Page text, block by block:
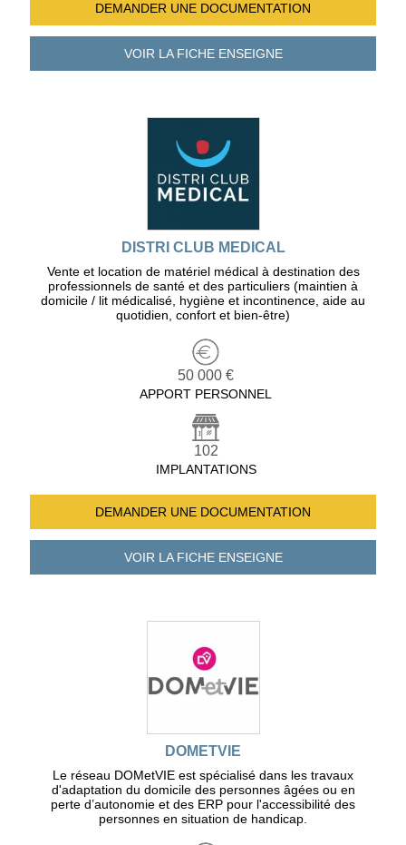
DEMANDER UNE DOCUMENTATION
VOIR LA FICHEENSEIGNE
DISTRI CLUB MEDICAL
Vente et location de matériel médical à destination des
professionnels de santé et des particuliers (maintien à
domicile / lit médicalisé, hygiène et incontinence, aide au
quotidien, confort et bien-être)
50 000 €
APPORT PERSONNEL
102
IMPLANTATIONS
DEMANDER UNE DOCUMENTATION
VOIR LA FICHEENSEIGNE
DOMETVIE
Le réseau DOMetVIE est spécialisé dans les travaux
d'adaptation du domicile des personnes âgées ou en
perte d’autonomie et des ERP pour l'accessibilité des
personnes en situation de handicap.